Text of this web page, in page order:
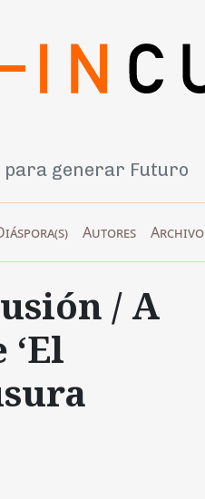
para generar Futuro
Autores Archivo
/ A